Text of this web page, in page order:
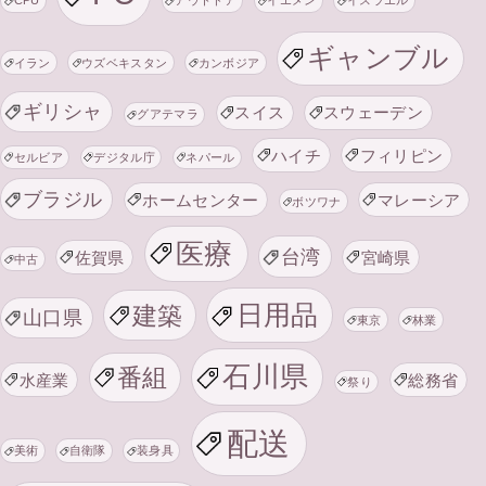
イラン ウズベキスタン カンボジア ギャンブル
ギリシャ グアテマラ スイス スウェーデン
セルビア デジタル庁 ネパール ハイチ フィリピン
ブラジル ホームセンター ボツワナ マレーシア
中古 佐賀県 医療 台湾 宮崎県
山口県 建築 日用品 東京 林業
水産業 番組 石川県 祭り 総務省
美術 自衛隊 装身具 配送